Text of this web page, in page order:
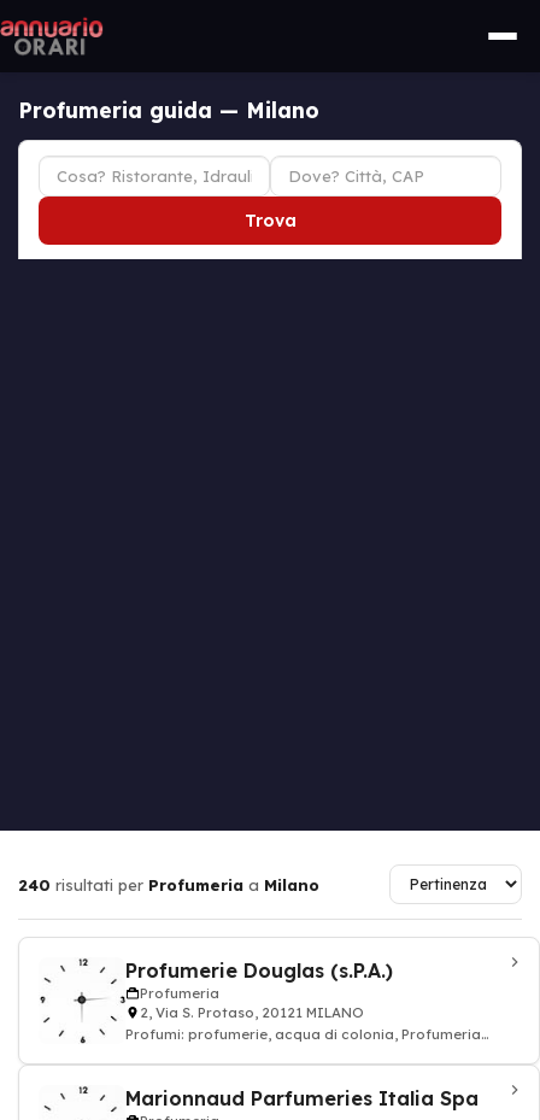
Profumeria guida — Milano
Trova
240 risultati per Profumeria a Milano
Profumerie Douglas (s.P.A.)
Profumeria
2, Via S. Protaso, 20121 MILANO
Profumi: profumerie, acqua di colonia, Profumeria
Marionnaud Parfumeries Italia Spa